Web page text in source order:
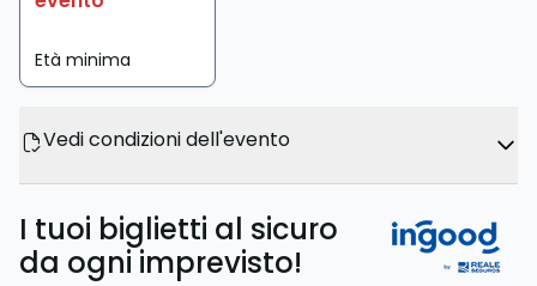
Età minima
Vedi condizioni dell'evento
I tuoi biglietti al sicuro
da ogni imprevisto!